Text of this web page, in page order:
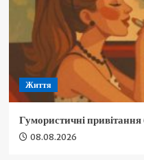
Життя
Гумористичні
08.08.2026